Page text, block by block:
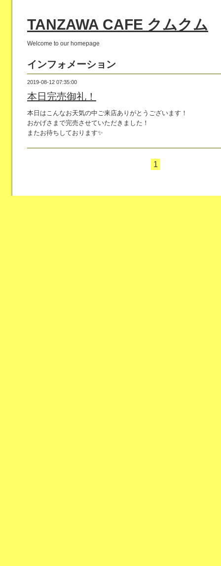
TANZAWA CAFE クムクム
Welcome to our homepage
インフォメーション
2019-08-12 07:35:00
本日完売御礼！
本日はこんなお天気の中ご来店ありがとうございます！
おかげさまで完売させていただきました！
またお待ちしております✨
1